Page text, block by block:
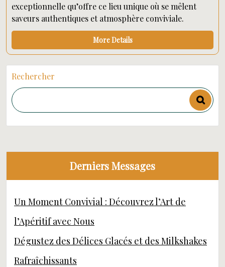
exceptionnelle qu’offre ce lieu unique où se mêlent
saveurs authentiques et atmosphère conviviale.
More Details
Rechercher
Derniers Messages
Un Moment Convivial : Découvrez l’Art de
l’Apéritif avec Nous
Dégustez des Délices Glacés et des Milkshakes
Rafraîchissants